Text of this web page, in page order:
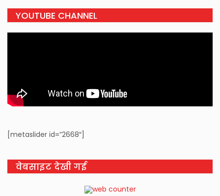
YOUTUBE CHANNEL
[metaslider id=”2668″]
वेबसाइट देखी गई